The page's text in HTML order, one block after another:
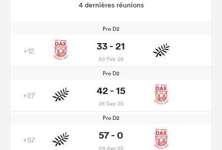
4 dernières réunions
Pro D2
+12 33 - 21
20 Feb 26
Pro D2
+27 42 - 15
26 Sep 25
Pro D2
+57 57 - 0
04 Apr 25